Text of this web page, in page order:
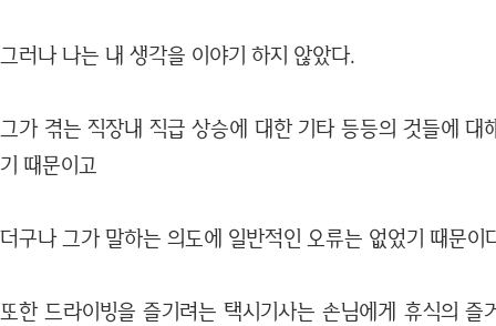
그러나 나는 내 생각을 이야기 하지 않았다.
그가 겪는 직장내 직급 상승에 대한 기타 등등의 것들에 대
기 때문이고
더구나 그가 말하는 의도에 일반적인 오류는 없었기 때문이
또한 드라이빙을 즐기려는 택시기사는 손님에게 휴식의 즐